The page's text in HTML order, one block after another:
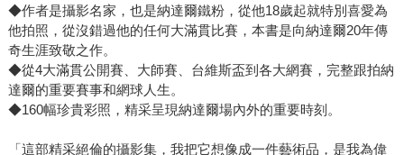
◆作者是攝影名家，也是納達爾鐵粉，從他18歲起就特別喜愛為
他拍照，從沒錯過他的任何大滿貫比賽，本書是向納達爾20年傳
奇生涯致敬之作。
◆從4大滿貫公開賽、大師賽、台維斯盃到各大網賽，完整跟拍納
達爾的重要賽事和網球人生。
◆160幅珍貴彩照，精采呈現納達爾場內外的重要時刻。
「這部精采絕倫的攝影集，我把它想像成一件藝術品，是我為偉